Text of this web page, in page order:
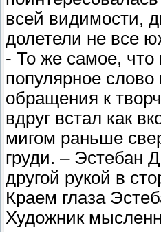
всей видимости,
долетели не все
- То же самое, что
популярное
обращения к
вдруг встал как
мигом раньше
груди. – Эстебан
другой рукой в
Краем глаза
Художник